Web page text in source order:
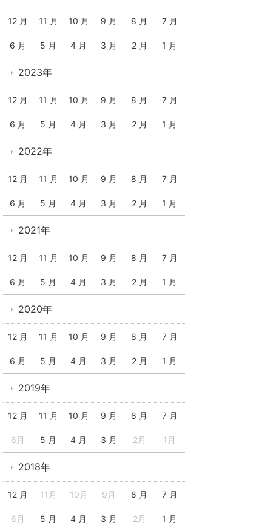
12 月 11 月 10 月 9 月 8 月 7 月
6 月 5 月 4 月 3 月 2 月 1 月
2023年
12 月 11 月 10 月 9 月 8 月 7 月
6 月 5 月 4 月 3 月 2 月 1 月
2022年
12 月 11 月 10 月 9 月 8 月 7 月
6 月 5 月 4 月 3 月 2 月 1 月
2021年
12 月 11 月 10 月 9 月 8 月 7 月
6 月 5 月 4 月 3 月 2 月 1 月
2020年
12 月 11 月 10 月 9 月 8 月 7 月
6 月 5 月 4 月 3 月 2 月 1 月
2019年
12 月 11 月 10 月 9 月 8 月 7 月
6月 5 月 4 月 3 月 2月 1月
2018年
12 月 11月 10月 9月 8 月 7 月
6月 5 月 4 月 3 月 2月 1 月